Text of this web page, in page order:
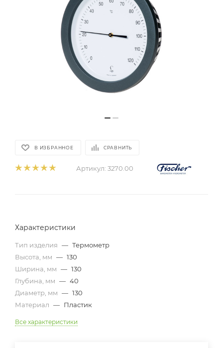
В ИЗБРАННОЕ СРАВНИТЬ
Артикул: 3270.00
Характеристики
Тип изделия — Термометр
Высота, мм — 130
Ширина, мм — 130
Глубина, мм — 40
Диаметр, мм — 130
Материал — Пластик
Все характеристики